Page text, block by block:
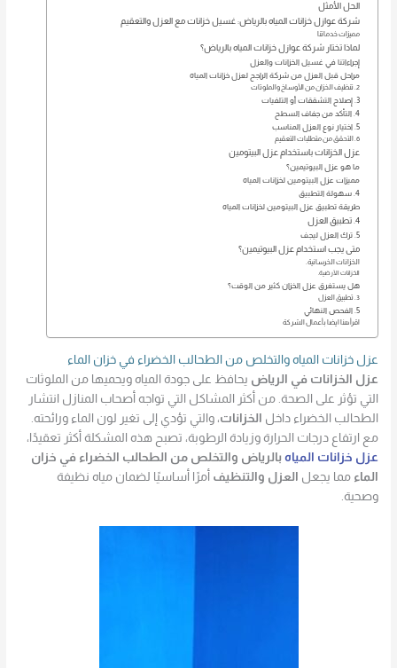
الحل الأمثل
شركة عوازل خزانات المياه بالرياض: غسيل خزانات مع العزل والتعقيم
مميزات خدماتنا
لماذا تختار شركة عوازل خزانات المياه بالرياض؟
إجراءاتنا في غسيل الخزانات والعزل
مراحل قبل العزل من شركة الراجح لعزل خزانات المياه
2. تنظيف الخزان من الأوساخ والملوثات
3. إصلاح التشققات أو التلفيات
4. التأكد من جفاف السطح
5. اختيار نوع العزل المناسب
6. التحقق من متطلبات التعقيم
عزل الخزانات باستخدام عزل البيتومين
ما هو عزل البيوتيمين؟
مميزات عزل البيتومين لخزانات المياه
4. سهولة التطبيق
طريقة تطبيق عزل البيتومين لخزانات المياه
4. تطبيق العزل
5. ترك العزل ليجف
متى يجب استخدام عزل البيوتيمين؟
الخزانات الخرسانية.
الخزانات الأرضية.
هل يستغرق عزل الخزان كثير من الوقت؟
3. تطبيق العزل
5. الفحص النهائي
اقرأ هنا ايضا بأعمال الشركة
عزل خزانات المياه والتخلص من الطحالب الخضراء في خزان الماء
عزل الخزانات في الرياض يحافظ على جودة المياه ويحميها من الملوثات
التي تؤثر على الصحة. من أكثر المشاكل التي تواجه أصحاب المنازل انتشار
الطحالب الخضراء داخل الخزانات، والتي تؤدي إلى تغير لون الماء ورائحته.
مع ارتفاع درجات الحرارة وزيادة الرطوبة، تصبح هذه المشكلة أكثر تعقيدًا،
عزل خزانات المياه بالرياض والتخلص من الطحالب الخضراء في خزان
الماء مما يجعل العزل والتنظيف أمرًا أساسيًا لضمان مياه نظيفة
وصحية.